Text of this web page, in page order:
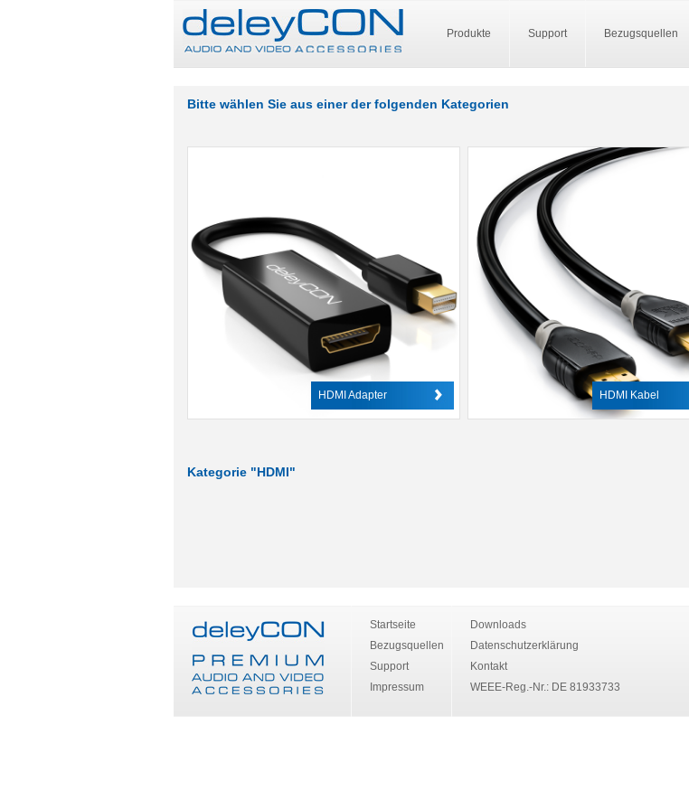
Produkte Support Bezugsquellen
Bitte wählen Sie aus einer der folgenden Kategorien
HDMI Adapter HDMI Kabel
Kategorie "HDMI"
Startseite
Bezugsquellen
Support
Impressum
Downloads
Datenschutzerklärung
Kontakt
WEEE-Reg.-Nr.: DE 81933733